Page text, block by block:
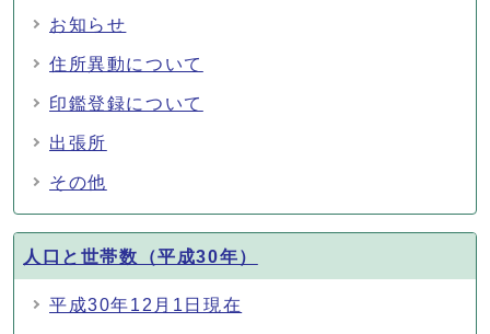
お知らせ
住所異動について
印鑑登録について
出張所
その他
人口と世帯数（平成30年）
平成30年12月1日現在